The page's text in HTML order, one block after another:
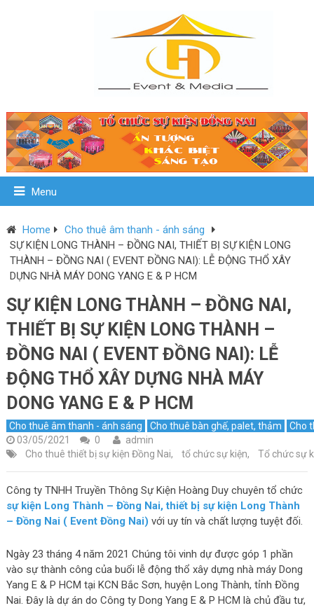
Menu
Home
Cho thuê âm thanh - ánh sáng
SỰ KIỆN LONG THÀNH – ĐỒNG NAI, THIẾT BỊ SỰ KIỆN LONG
THÀNH – ĐỒNG NAI ( EVENT ĐỒNG NAI): LỄ ĐỘNG THỔ XÂY
DỰNG NHÀ MÁY DONG YANG E & P HCM
SỰ KIỆN LONG THÀNH – ĐỒNG NAI,
THIẾT BỊ SỰ KIỆN LONG THÀNH –
ĐỒNG NAI ( EVENT ĐỒNG NAI): LỄ
ĐỘNG THỔ XÂY DỰNG NHÀ MÁY
DONG YANG E & P HCM
Cho thuê âm thanh - ánh sáng Cho thuê bàn ghế, palet, thảm
Cho
03/05/2021
0
admin
Cho thuê thiết bị sự kiện Đồng Nai, tổ chức sự kiện, Tổ chức sự
Công ty TNHH Truyền Thông Sự Kiện Hoàng Duy chuyên tổ chức
sự kiện Long Thành – Đồng Nai, thiết bị sự kiện Long Thành
– Đồng Nai ( Event Đồng Nai) với uy tín và chất lượng tuyệt đối.
Ngày 23 tháng 4 năm 2021 Chúng tôi vinh dự được góp 1 phần
vào sự thành công của buổi lễ động thổ xây dựng nhà máy Dong
Yang E & P HCM tại KCN Bắc Sơn, huyện Long Thành, tỉnh Đồng
Nai. Đây là dự án do Công ty Dong Yang E & P HCM là chủ đầu tư,